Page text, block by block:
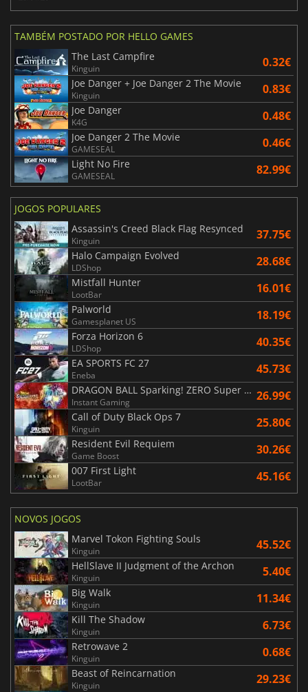
TAMBÉM POSTADO POR HELLO GAMES
The Last Campfire
Kinguin 0.32€
Joe Danger + Joe Danger 2 The Movie
Kinguin 0.83€
Joe Danger
K4G 0.48€
Joe Danger 2 The Movie
GAMESEAL 0.46€
Light No Fire
GAMESEAL 82.99€
JOGOS POPULARES
Assassin's Creed Black Flag Resynced
Kinguin 37.75€
Halo Campaign Evolved
LDShop 28.68€
Mistfall Hunter
LootBar 16.01€
Palworld
Gamesplanet US 18.19€
Forza Horizon 6
LDShop 40.35€
EA SPORTS FC 27
Eneba 45.73€
DRAGON BALL Sparking! ZERO Super Limit Breaking NEO
Instant Gaming 26.99€
Call of Duty Black Ops 7
Kinguin 25.80€
Resident Evil Requiem
Game Boost 30.26€
007 First Light
LootBar 45.16€
NOVOS JOGOS
Marvel Tokon Fighting Souls
Kinguin 45.52€
HellSlave II Judgment of the Archon
Kinguin 5.40€
Big Walk
Kinguin 11.34€
Kill The Shadow
Kinguin 6.73€
Retrowave 2
Kinguin 0.68€
Beast of Reincarnation
Kinguin 29.23€